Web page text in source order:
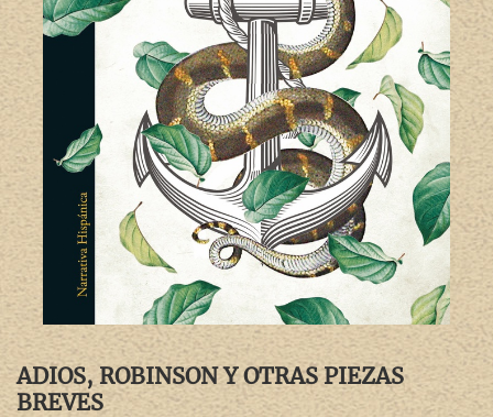
ADIOS, ROBINSON Y OTRAS PIEZAS
BREVES